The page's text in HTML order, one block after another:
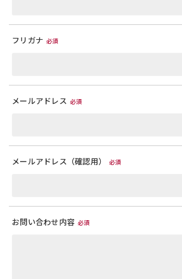
フリガナ 必須
メールアドレス 必須
メールアドレス（確認用） 必須
お問い合わせ内容 必須